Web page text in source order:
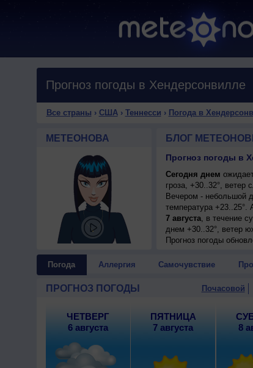
Прогноз погоды в Хендерсонвилле
Все страны › США› Теннесси › Погода в
МЕТЕОНОВА БЛОГ
Прогноз погоды в
Сегодня днем
гроза, +30..32°,
Вечером - небольшой
температура
7 августа, в течение
днем +30..32°, ветер
7 августа, ожидается
8 августа, в течение
, ожидается
ночью +23..25°, днем
Прогноз погоды
Погода Аллергия Самочувствие
ПРОГНОЗ ПОГОДЫ Почасовой
ЧЕТВЕРГ
6 августа
ПЯТНИЦА
7 августа
8